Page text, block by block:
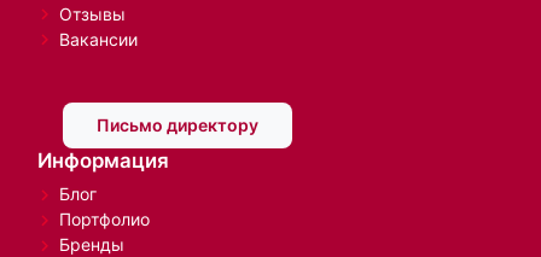
Отзывы
Вакансии
Письмо директору
Информация
Блог
Портфолио
Бренды